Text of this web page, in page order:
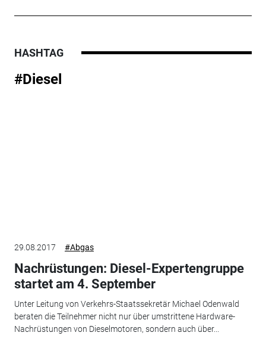
HASHTAG
#Diesel
29.08.2017 #Abgas
Nachrüstungen: Diesel-Expertengruppe
startet am 4. September
Unter Leitung von Verkehrs-Staatssekretär Michael Odenwald
beraten die Teilnehmer nicht nur über umstrittene Hardware-
Nachrüstungen von Dieselmotoren, sondern auch über...